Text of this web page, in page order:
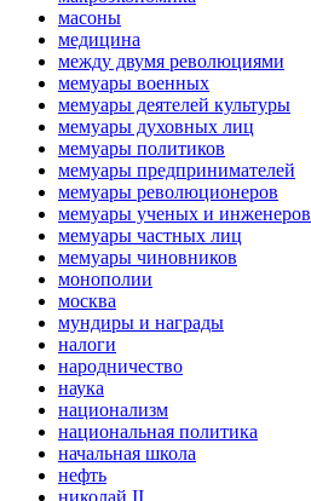
масоны
медицина
между двумя революциями
мемуары военных
мемуары деятелей культуры
мемуары духовных лиц
мемуары политиков
мемуары предпринимателей
мемуары революционеров
мемуары ученых и инженеров
мемуары частных лиц
мемуары чиновников
монополии
москва
мундиры и награды
налоги
народничество
наука
национализм
национальная политика
начальная школа
нефть